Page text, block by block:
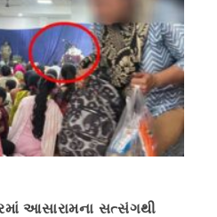
આસારામના સત્સંગથી